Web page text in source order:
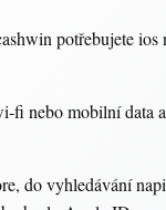
potřebujete
nebo mobilní data
do vyhledávání